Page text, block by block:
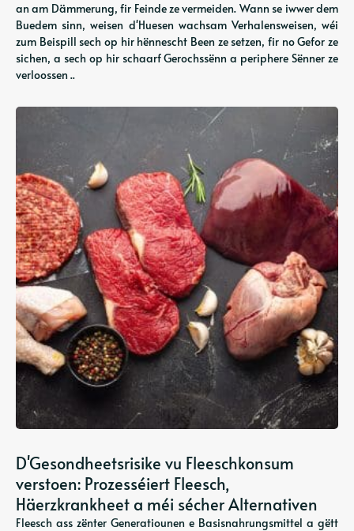
an am Dämmerung, fir Feinde ze vermeiden. Wann se iwwer dem
Buedem sinn, weisen d'Huesen wachsam Verhalensweisen, wéi
zum Beispill sech op hir hënnescht Been ze setzen, fir no Gefor ze
sichen, a sech op hir schaarf Gerochssënn a periphere Sënner ze
verloossen ..
D'Gesondheetsrisike vu Fleeschkonsum
verstoen: Prozesséiert Fleesch,
Häerzkrankheet a méi sécher Alternativen
Fleesch ass zënter Generatiounen e Basisnahrungsmittel a gëtt